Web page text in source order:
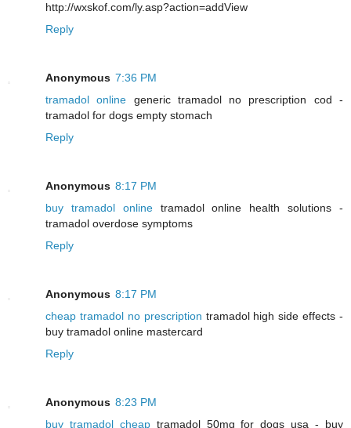
http://wxskof.com/ly.asp?action=addView
Reply
Anonymous 7:36 PM
tramadol online generic tramadol no prescription cod -
tramadol for dogs empty stomach
Reply
Anonymous 8:17 PM
buy tramadol onlinetramadol online health solutions -
tramadol overdose symptoms
Reply
Anonymous 8:17 PM
cheap tramadol no prescription tramadol high side effects -
buy tramadol online mastercard
Reply
Anonymous 8:23 PM
buy tramadol cheaptramadol 50mg for dogs usa - buy